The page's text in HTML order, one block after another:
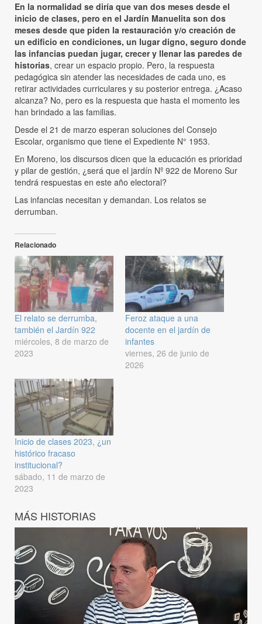
En la normalidad se diría que van dos meses desde el
inicio de clases, pero en el Jardín Manuelita son dos
meses desde que piden la restauración y/o creación de
un edificio en condiciones, un lugar digno, seguro donde
las infancias puedan jugar, crecer y llenar las paredes de
historias, crear un espacio propio. Pero, la respuesta
pedagógica sin atender las necesidades de cada uno, es
retirar actividades curriculares y su posterior entrega. ¿Acaso
alcanza? No, pero es la respuesta que hasta el momento les
han brindado a las familias.
Desde el 21 de marzo esperan soluciones del Consejo
Escolar, organismo que tiene el Expediente N° 1953.
En Moreno, los discursos dicen que la educación es prioridad
y pilar de gestión, ¿será que el jardín Nº 922 de Moreno Sur
tendrá respuestas en este año electoral?
Las infancias necesitan y demandan. Los relatos se
derrumban.
Relacionado
El relato se derrumba,
también el Jardín 922
miércoles, 8 de marzo de
2023
Feroz ataque a una
docente en el jardín de
infantes
viernes, 26 de junio de
2026
Inicio de clases 2023, ¿un
histórico fracaso
institucional?
sábado, 11 de marzo de
2023
MÁS HISTORIAS